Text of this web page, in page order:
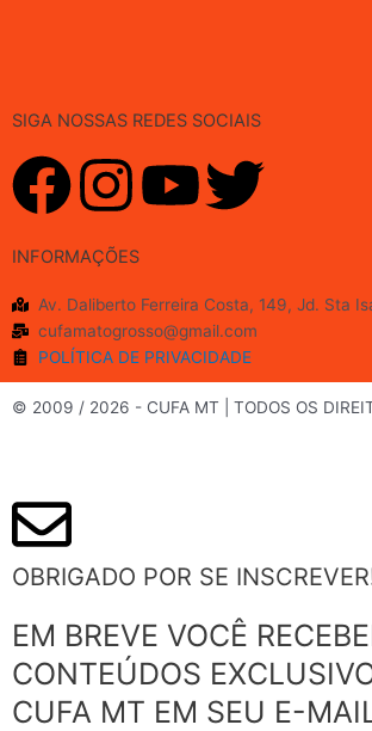
SIGA NOSSAS REDES SOCIAIS
F
a
c
e
b
o
o
k
I
n
s
t
a
a
m
Y
u
t
u
T
i
t
t
INFORMAÇÕES
Av. Daliberto Ferreira Costa, 149, Jd. Sta
cufamatogrosso@gmail.com
POLÍTICA DE PRIVACIDADE
© 2009 / 2026 - CUFA MT | TODOS OS
OBRIGADO POR SE
EM BREVE VOCÊ
CONTEÚDOS
CUFA MT EM SEU E-